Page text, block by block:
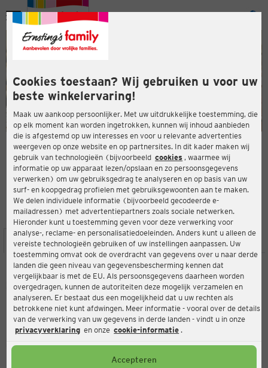
Cookies toestaan? Wij gebruiken u voor uw
beste winkelervaring!
Maak uw aankoop persoonlijker. Met uw uitdrukkelijke toestemming, die
op elk moment kan worden ingetrokken, kunnen wij inhoud aanbieden
die is afgestemd op uw interesses en voor u relevante advertenties
weergeven op onze website en op partnersites. In dit kader maken wij
gebruik van technologieën (bijvoorbeeld cookies , waarmee wij
informatie op uw apparaat lezen/opslaan en zo persoonsgegevens
verwerken) om uw gebruiksgedrag te analyseren en op basis van uw
surf- en koopgedrag profielen met gebruiksgewoonten aan te maken.
We delen individuele informatie (bijvoorbeeld gecodeerde e-
mailadressen) met advertentiepartners zoals sociale netwerken.
Hieronder kunt u toestemming geven voor deze verwerking voor
analyse-, reclame- en personalisatiedoeleinden. Anders kunt u alleen de
vereiste technologieën gebruiken of uw instellingen aanpassen. Uw
toestemming omvat ook de overdracht van gegevens over u naar derde
landen die geen niveau van gegevensbescherming kennen dat
vergelijkbaar is met de EU. Als persoonsgegevens daarheen worden
overgedragen, kunnen de autoriteiten deze mogelijk verzamelen en
analyseren. Er bestaat dus een mogelijkheid dat u uw rechten als
betrokkene niet kunt afdwingen. Meer informatie - vooral over de details
van de verwerking van uw gegevens in derde landen - vindt u in onze
privacyverklaring en onze cookie-informatie .
Accepteren
Menu
ERNSTING'S FAMILY-WINKEL
Lübbecker Str. 161
32584 Löhne
4,5
Beoordeling:
LOCATIE SERVICES ASSORTIMENT ACTIES
Ernsting's family
Lübbecker Str. 161, 32584 Löhne
Open
Openingstijden vandaag: